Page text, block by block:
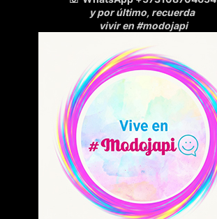
y por último, recuerda
vivir en #modojapi